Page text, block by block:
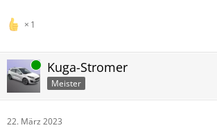
1
Online Kuga-Stromer
Meister
22. März 2023